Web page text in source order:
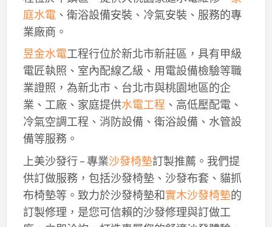
庭水電、衛浴設備安裝、冷氣安裝、服務的專
業廠商。
昱金水電工程行位於新北市新莊區，具有甲級
電匠執照、室內配線乙級、用電設備檢驗等職
業證照，為新北市、台北市與桃園地區的企
業、工廠、家庭提供水電工程 、高低壓配電、
冷氣空調工程、消防設備、衛浴設備、水管設
備等服務。
上美沙發行 – 專業沙發椅墊訂製推薦。我們提
供訂做服務，包括沙發椅墊、沙發布套、貓抓
布椅墊等。致力於沙發椅墊和實木沙發椅墊的
訂製修理，是您可信賴的沙發修理與訂做工